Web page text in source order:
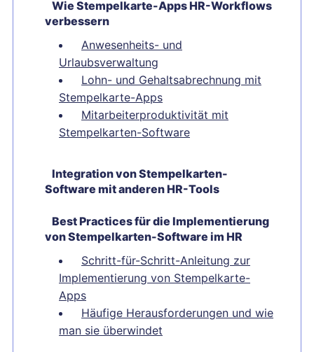
Wie Stempelkarte-Apps HR-Workflows
verbessern
Anwesenheits- und
Urlaubsverwaltung
Lohn- und Gehaltsabrechnung mit
Stempelkarte-Apps
Mitarbeiterproduktivität mit
Stempelkarten-Software
Integration von Stempelkarten-
Software mit anderen HR-Tools
Best Practices für die Implementierung
von Stempelkarten-Software im HR
Schritt-für-Schritt-Anleitung zur
Implementierung von Stempelkarte-
Apps
Häufige Herausforderungen und wie
man sie überwindet